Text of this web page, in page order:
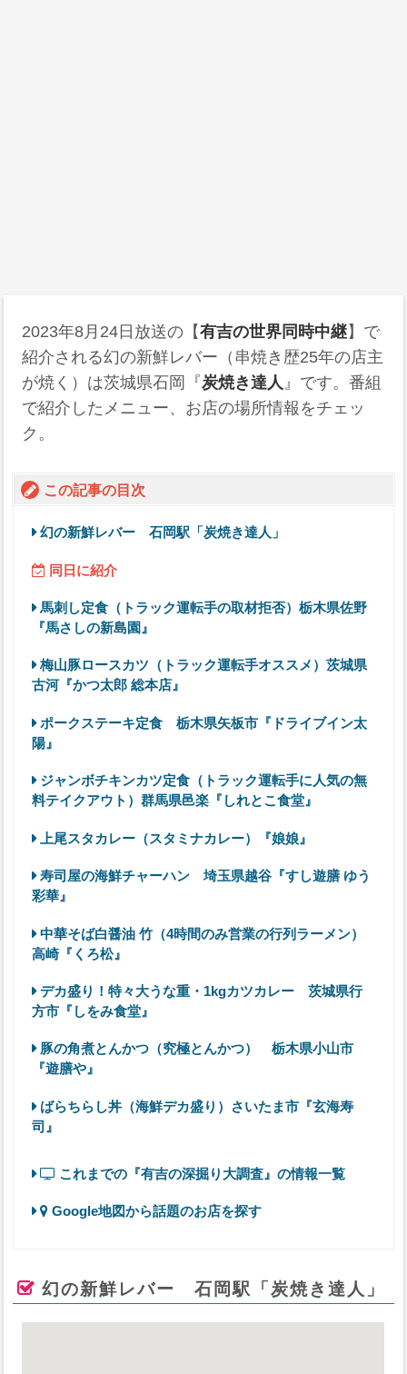
2023年8月24日放送の【有吉の世界同時中継】で
紹介される幻の新鮮レバー（串焼き歴25年の店主
が焼く）は茨城県石岡『炭焼き達人』です。番組
で紹介したメニュー、お店の場所情報をチェッ
ク。
この記事の目次
幻の新鮮レバー 石岡駅「炭焼き達人」
同日に紹介
馬刺し定食（トラック運転手の取材拒否）栃木県佐野
『馬さしの新島園』
梅山豚ロースカツ（トラック運転手オススメ）茨城県
古河『かつ太郎 総本店』
ポークステーキ定食 栃木県矢板市『ドライブイン太
陽』
ジャンボチキンカツ定食（トラック運転手に人気の無
料テイクアウト）群馬県邑楽『しれとこ食堂』
上尾スタカレー（スタミナカレー）『娘娘』
寿司屋の海鮮チャーハン 埼玉県越谷『すし遊膳 ゆう
彩華』
中華そば白醤油 竹（4時間のみ営業の行列ラーメン）
高崎『くろ松』
デカ盛り！特々大うな重・1kgカツカレー 茨城県行
方市『しをみ食堂』
豚の角煮とんかつ（究極とんかつ） 栃木県小山市
『遊膳や』
ばらちらし丼（海鮮デカ盛り）さいたま市『玄海寿
司』
これまでの『有吉の深掘り大調査』の情報一覧
Google地図から話題のお店を探す
幻の新鮮レバー 石岡駅「炭焼き達人」